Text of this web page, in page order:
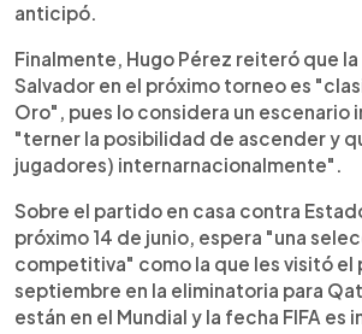
anticipó.
Finalmente, Hugo Pérez reiteró que la
Salvador en el próximo torneo es
Oro", pues lo considera un escenario
"terner la posibilidad de ascender y
jugadores) internarnacionalmente".
Sobre el partido en casa contra
próximo 14 de junio, espera "una
competitiva" como la que les visitó el
septiembre en la eliminatoria para
están en el Mundial y la fecha FIFA es